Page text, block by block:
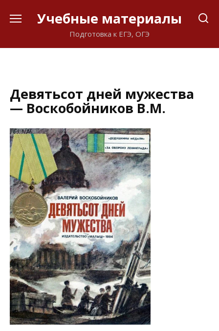
Учебные материалы
Подготовка к ЕГЭ, ОГЭ
Девятьсот дней мужества
— Воскобойников В.М.